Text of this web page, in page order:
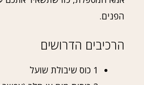
הפנים.
הרכיבים הדרושים
1 כוס שיבולת שועל